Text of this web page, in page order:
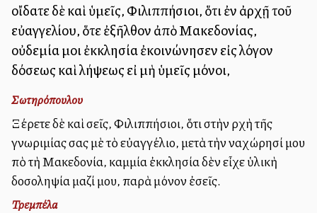
οἴδατε δὲ καὶ ὑμεῖς, Φιλιππήσιοι, ὅτι ἐν ἀρχῇ τοῦ
εὐαγγελίου, ὅτε ἐξῆλθον ἀπὸ Μακεδονίας,
οὐδεμία μοι ἐκκλησία ἐκοινώνησεν εἰς λόγον
δόσεως καὶ λήψεως εἰ μὴ ὑμεῖς μόνοι,
Σωτηρόπουλου
Ξέρετε δὲ καὶ σεῖς, Φιλιππήσιοι, ὅτι στὴν ἀρχὴ τῆς
γνωριμίας σας μὲ τὸ εὐαγγέλιο, μετὰ τὴν ἀναχώρησί μου
ἀπὸ τὴ Μακεδονία, καμμία ἐκκλησία δὲν εἶχε ὑλικὴ
δοσοληψία μαζί μου, παρὰ μόνον ἐσεῖς.
Τρεμπέλα